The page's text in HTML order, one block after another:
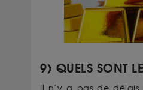
9) QUELS SONT